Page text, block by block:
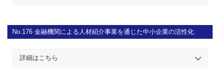
No.176 金融機関による人材紹介事業を通じた中小企業の活性化
詳細はこちら